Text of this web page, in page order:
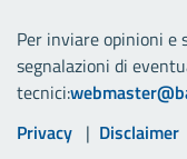
Per inviare opinioni
segnalazioni di
tecnici:
Link utili
Privacy Disclaimer